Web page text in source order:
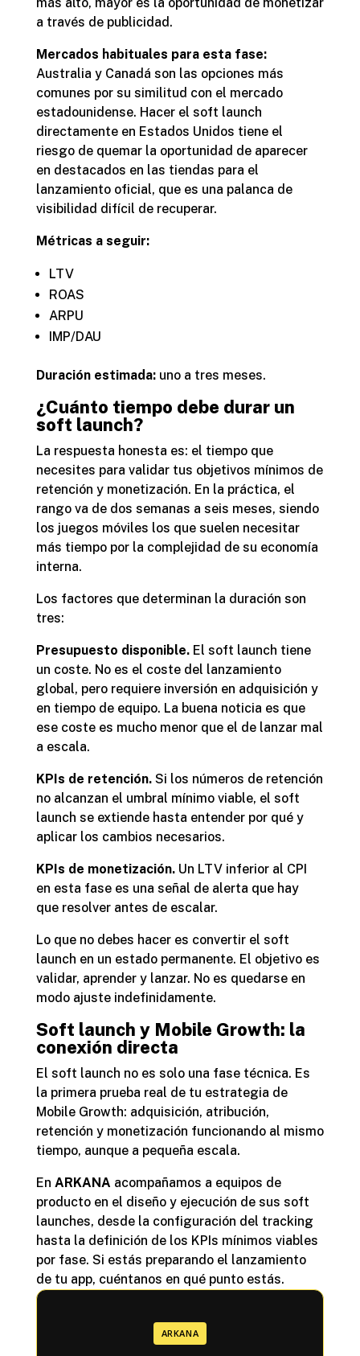
a través de publicidad.
Mercados habituales para esta fase:
Australia y Canadá son las opciones más
comunes por su similitud con el mercado
estadounidense. Hacer el soft launch
directamente en Estados Unidos tiene el
riesgo de quemar la oportunidad de aparecer
en destacados en las tiendas para el
lanzamiento oficial, que es una palanca de
visibilidad difícil de recuperar.
Métricas a seguir:
LTV
ROAS
ARPU
IMP/DAU
Duración estimada:uno a tres meses.
¿Cuánto tiempo debe durar un
soft launch?
La respuesta honesta es: el tiempo que
necesites para validar tus objetivos mínimos de
retención y monetización. En la práctica, el
rango va de dos semanas a seis meses, siendo
los juegos móviles los que suelen necesitar
más tiempo por la complejidad de su economía
interna.
Los factores que determinan la duración son
tres:
Presupuesto disponible.El soft launch tiene
un coste. No es el coste del lanzamiento
global, pero requiere inversión en adquisición y
en tiempo de equipo. La buena noticia es que
ese coste es mucho menor que el de lanzar mal
a escala.
KPIs de retención.Si los números de retención
no alcanzan el umbral mínimo viable, el soft
launch se extiende hasta entender por qué y
aplicar los cambios necesarios.
KPIs de monetización.Un LTV inferior al CPI
en esta fase es una señal de alerta que hay
que resolver antes de escalar.
Lo que no debes hacer es convertir el soft
launch en un estado permanente. El objetivo es
validar, aprender y lanzar. No es quedarse en
modo ajuste indefinidamente.
Soft launch y Mobile Growth: la
conexión directa
El soft launch no es solo una fase técnica. Es
la primera prueba real de tu estrategia de
Mobile Growth: adquisición, atribución,
retención y monetización funcionando al mismo
tiempo, aunque a pequeña escala.
En ARKANA acompañamos a equipos de
producto en el diseño y ejecución de sus soft
launches, desde la configuración del tracking
hasta la definición de los KPIs mínimos viables
por fase. Si estás preparando el lanzamiento
de tu app, cuéntanos en qué punto estás.
ARKANA